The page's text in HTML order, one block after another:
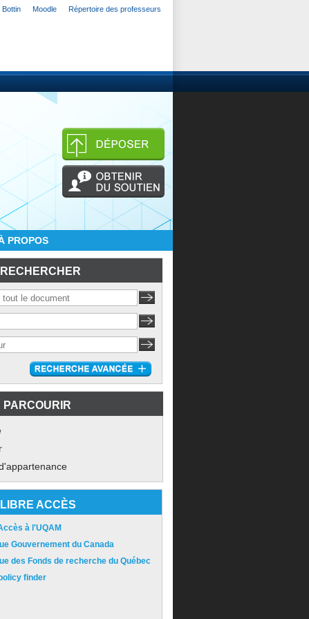
Bottin Moodle Répertoire des professeurs
PROPOS
RECHERCHER
PARCOURIR
LIBRE ACCÈS
à l'UQAM
Gouvernement du Canada
des Fonds de recherche du Québec
finder